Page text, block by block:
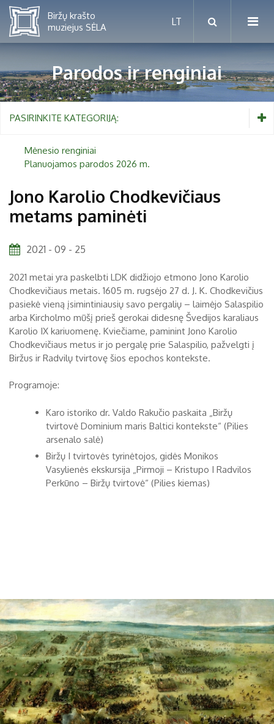
Mėnesio renginiai
Vaikams nuo 5 iki 10 metų
Paaugliams nuo 11 iki 18 metų
Proistorė
Etnografija
Biržų tvirtovės arsenalas
Religijos
Biržai XIX a.
RUGPJŪTIS 2026
Pr An Tr Ke Pe
Se
10
11 12 13 14 15
17
18 19 20 21
24
25 26 27 28 29
Parodos ir renginiai
PASIRINKITE KATEGORIJĄ:
Mėnesio renginiai
Planuojamos parodos 2026 m.
Jono Karolio Chodkevičiaus
metams paminėti
2021 - 09 - 25
2021 metai yra paskelbti LDK didžiojo etmono Jono Karolio
Chodkevičiaus metais. 1605 m. rugsėjo 27 d. J. K. Chodkevičius
pasiekė vieną įsimintiniausių savo pergalių – laimėjo Salaspilio
arba Kircholmo mūšį prieš gerokai didesnę Švedijos karaliaus
Karolio IX kariuomenę. Kviečiame, paminint Jono Karolio
Chodkevičiaus metus ir jo pergalę prie Salaspilio, pažvelgti į
Biržus ir Radvilų tvirtovę šios epochos kontekste.
Programoje:
Karo istoriko dr. Valdo Rakučio paskaita „Biržų
tvirtovė Dominium maris Baltici kontekste“ (Pilies
arsenalo salė)
Biržų I tvirtovės tyrinėtojos, gidės Monikos
Vasylienės ekskursija „Pirmoji – Kristupo I Radvilos
Perkūno – Biržų tvirtovė“ (Pilies kiemas)